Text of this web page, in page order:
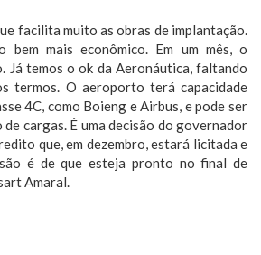
facilita muito as obras de implantação.
bem mais econômico. Em um mês, o
Já temos o ok da Aeronáutica, faltando
termos. O aeroporto terá capacidade
4C, como Boieng e Airbus, e pode ser
cargas. É uma decisão do governador
que, em dezembro, estará licitada e
é de que esteja pronto no final de
Amaral.